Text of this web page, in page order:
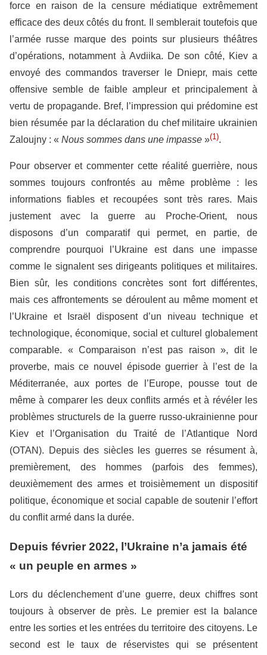
force en raison de la censure médiatique extrêmement
efficace des deux côtés du front. Il semblerait toutefois que
l’armée russe marque des points sur plusieurs théâtres
d’opérations, notamment à Avdiika. De son côté, Kiev a
envoyé des commandos traverser le Dniepr, mais cette
offensive semble de faible ampleur et principalement à
vertu de propagande. Bref, l’impression qui prédomine est
bien résumée par la déclaration du chef militaire ukrainien
Zaloujny : « Nous sommes dans une impasse »(1).
Pour observer et commenter cette réalité guerrière, nous
sommes toujours confrontés au même problème : les
informations fiables et recoupées sont très rares. Mais
justement avec la guerre au Proche-Orient, nous
disposons d’un comparatif qui permet, en partie, de
comprendre pourquoi l’Ukraine est dans une impasse
comme le signalent ses dirigeants politiques et militaires.
Bien sûr, les conditions concrètes sont fort différentes,
mais ces affrontements se déroulent au même moment et
l’Ukraine et Israël disposent d’un niveau technique et
technologique, économique, social et culturel globalement
comparable. « Comparaison n’est pas raison », dit le
proverbe, mais ce nouvel épisode guerrier à l’est de la
Méditerranée, aux portes de l’Europe, pousse tout de
même à comparer les deux conflits armés et à révéler les
problèmes structurels de la guerre russo-ukrainienne pour
Kiev et l’Organisation du Traité de l’Atlantique Nord
(OTAN). Depuis des siècles les guerres se résument à,
premièrement, des hommes (parfois des femmes),
deuxièmement des armes et troisièmement un dispositif
politique, économique et social capable de soutenir l’effort
du conflit armé dans la durée.
Depuis février 2022, l’Ukraine n’a jamais été
« un peuple en armes »
Lors du déclenchement d’une guerre, deux chiffres sont
toujours à observer de près. Le premier est la balance
entre les sorties et les entrées du territoire des citoyens. Le
second est le taux de réservistes qui se présentent